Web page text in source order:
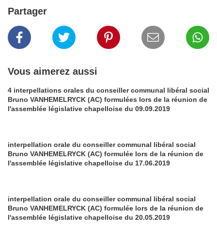
Partager
Vous aimerez aussi
4 interpellations orales du conseiller communal libéral social
Bruno VANHEMELRYCK (AC) formulées lors de la réunion de
l'assemblée législative chapelloise du 09.09.2019
interpellation orale du conseiller communal libéral social
Bruno VANHEMELRYCK (AC) formulée lors de la réunion de
l'assemblée législative chapelloise du 17.06.2019
interpellation orale du conseiller communal libéral social
Bruno VANHEMELRYCK (AC) formulée lors de la réunion de
l'assemblée législative chapelloise du 20.05.2019